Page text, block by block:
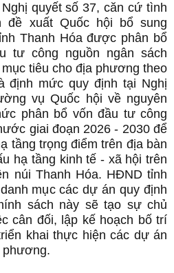
quyết số 37, căn cứ tình
đề xuất Quốc hội bổ sung
Thanh Hóa được phân bổ
tư công nguồn ngân sách
tiêu cho địa phương theo
định mức quy định tại Nghị
vụ Quốc hội về nguyên
phân bổ vốn đầu tư công
giai đoạn 2026 - 2030 để
tầng trọng điểm trên địa bàn
hạ tầng kinh tế - xã hội trên
núi Thanh Hóa. HĐND tỉnh
mục các dự án quy định
sách này sẽ tạo sự chủ
cân đối, lập kế hoạch bố trí
khai thực hiện các dự án
phương.